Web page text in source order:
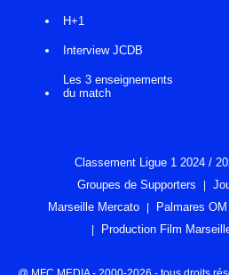
H+1
Interview JCDB
Les 3 enseignements
du match
Classement Ligue 1 2024 /
Groupes de Supporters
Marseille Mercato
Palmares OM
Production Film